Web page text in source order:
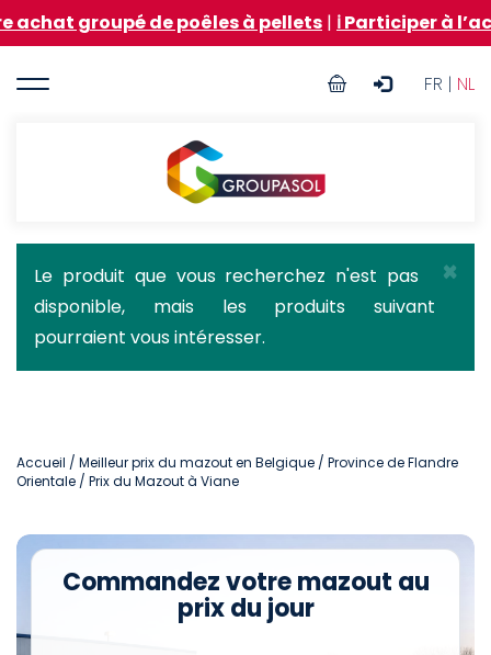
au
principal
de poêles à pellets|ℹ️ Participer à l’achat
FR | NL
User
Groupasol
×
Message
d'état
Le produit que vous recherchez n'est pas
disponible, mais les produits suivant
pourraient vous intéresser.
Accueil / Meilleur prix du mazout en Belgique / Province de Flandre
Orientale / Prix du Mazout à Viane
Commandez votre mazout au
prix du jour